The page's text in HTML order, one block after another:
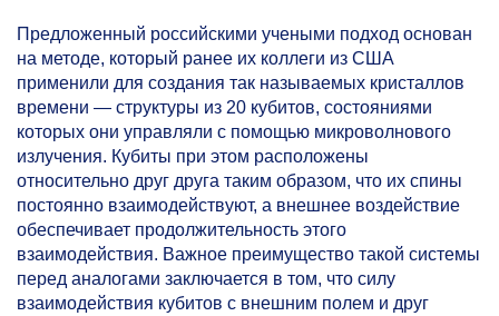
Предложенный российскими учеными подход основан
на методе, который ранее их коллеги из США
применили для создания так называемых кристаллов
времени — структуры из 20 кубитов, состояниями
которых они управляли с помощью микроволнового
излучения. Кубиты при этом расположены
относительно друг друга таким образом, что их спины
постоянно взаимодействуют, а внешнее воздействие
обеспечивает продолжительность этого
взаимодействия. Важное преимущество такой системы
перед аналогами заключается в том, что силу
взаимодействия кубитов с внешним полем и друг